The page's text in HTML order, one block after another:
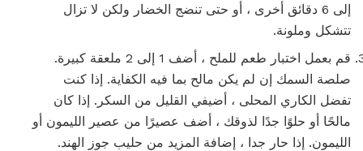
إلى 6 دقائق أخرى ، أو حتى تنضج الخضار ولكن لا تزال
تتشكل وملونة.
قم بعمل اختبار طعم للملح ، أضف 1 إلى 2 ملعقة كبيرة.
صلصة السمك إن لم يكن مالح بما فيه الكفاية. إذا كنت
تفضل الكاري المحلى ، أضيفي القليل من السكر. إذا كان
مالحًا أو حلوًا جدًا لذوقك ، أضف عصيرًا من عصير الليمون أو
الليمون. إذا حار جدا ، إضافة المزيد من حليب جوز الهند.